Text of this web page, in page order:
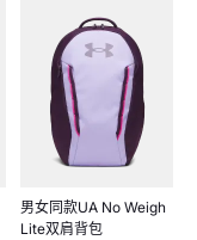
男女同款UA No Weigh
Lite双肩背包